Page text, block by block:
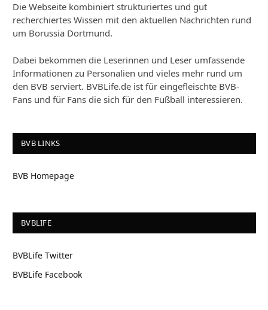
Die Webseite kombiniert strukturiertes und gut
recherchiertes Wissen mit den aktuellen Nachrichten rund
um Borussia Dortmund.
Dabei bekommen die Leserinnen und Leser umfassende
Informationen zu Personalien und vieles mehr rund um
den BVB serviert. BVBLife.de ist für eingefleischte BVB-
Fans und für Fans die sich für den Fußball interessieren.
BVB LINKS
BVB Homepage
BVBLIFE
BVBLife Twitter
BVBLife Facebook